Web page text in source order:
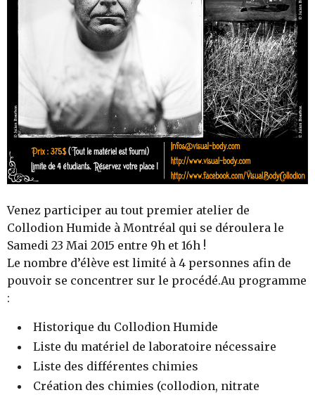
Venez participer au tout premier atelier de
Collodion Humide à Montréal qui se déroulera le
Samedi 23 Mai 2015 entre 9h et 16h !
Le nombre d’élève est limité à 4 personnes afin de
pouvoir se concentrer sur le procédé.Au programme
:
Historique du Collodion Humide
Liste du matériel de laboratoire nécessaire
Liste des différentes chimies
Création des chimies (collodion, nitrate